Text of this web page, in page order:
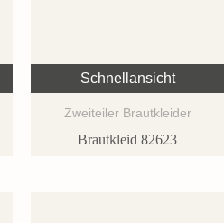
Schnellansicht
Zweiteiler Brautkleider
Brautkleid 82623